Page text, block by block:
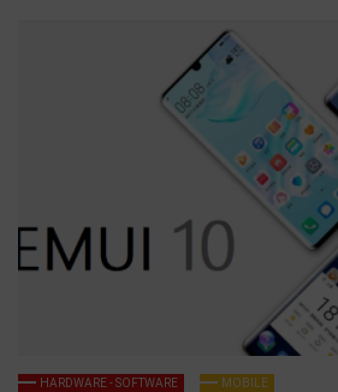
HARDWARE - SOFTWARE MOBILE